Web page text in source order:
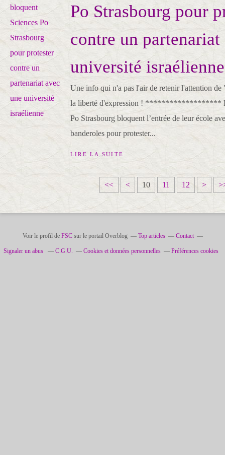
Po Strasbourg pour
contre un partenariat
université israélienne
Une info qui n'a pas l'air de retenir l'attention de
la liberté d'expression ! *******************
Po Strasbourg bloquent l’entrée de leur école
banderoles pour protester...
LIRE LA SUITE
<< < 10 11 12 >
Voir le profil de FSCsur le portail Overblog Top articles Contact
Signaler un abus C.G.U. Cookies et données personnelles Préférences cookies